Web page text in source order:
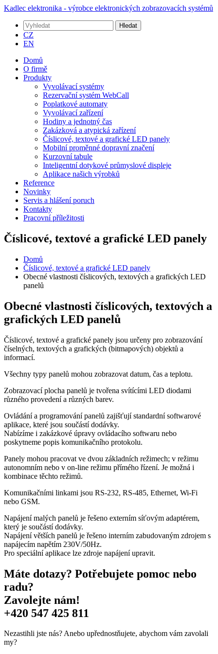
Kadlec elektronika - výrobce elektronických zobrazovacích systémů
Hledat
CZ
EN
Domů
O firmě
Produkty
Vyvolávací systémy
Rezervační systém WebCall
Poplatkové automaty
Vyvolávací zařízení
Hodiny a jednotný čas
Zakázková a atypická zařízení
Číslicové, textové a grafické LED panely
Mobilní proměnné dopravní značení
Kurzovní tabule
Inteligentní dotykové průmyslové displeje
Aplikace našich výrobků
Reference
Novinky
Servis a hlášení poruch
Kontakty
Pracovní příležitosti
Číslicové, textové a grafické LED panely
Domů
Číslicové, textové a grafické LED panely
Obecné vlastnosti číslicových, textových a grafických LED
panelů
Obecné vlastnosti číslicových, textových a
grafických LED panelů
Číslicové, textové a grafické panely jsou určeny pro zobrazování
číselných, textových a grafických (bitmapových) objektů a
informací.
Všechny typy panelů mohou zobrazovat datum, čas a teplotu.
Zobrazovací plocha panelů je tvořena svítícími LED diodami
různého provedení a různých barev.
Ovládání a programování panelů zajišťují standardní softwarové
aplikace, které jsou součástí dodávky.
Nabízíme i zakázkové úpravy ovládacího softwaru nebo
poskytneme popis komunikačního protokolu.
Panely mohou pracovat ve dvou základních režimech; v režimu
autonomním nebo v on-line režimu přímého řízení. Je možná i
kombinace těchto režimů.
Komunikačními linkami jsou RS-232, RS-485, Ethernet, Wi-Fi
nebo GSM.
Napájení malých panelů je řešeno externím síťovým adaptérem,
který je součástí dodávky.
Napájení větších panelů je řešeno interním zabudovaným zdrojem s
napájecím napětím 230V/50Hz.
Pro speciální aplikace lze zdroje napájení upravit.
Máte dotazy? Potřebujete pomoc nebo
radu?
Zavolejte nám!
+420 547 425 811
Nezastihli jste nás? Anebo upřednostňujete, abychom vám zavolali
my?